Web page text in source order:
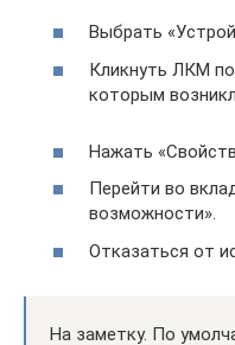
Выбрать
Кликнуть ЛКМ
которым
Нажать
Перейти во
возможности».
Отказаться от
На заметку. По